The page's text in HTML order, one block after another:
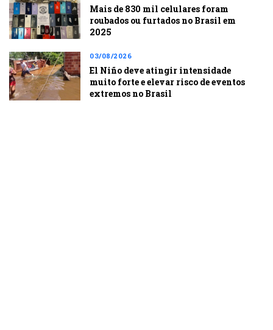
Mais de 830 mil celulares foram
roubados ou furtados no Brasil em
2025
03/08/2026
El Niño deve atingir intensidade
muito forte e elevar risco de eventos
extremos no Brasil